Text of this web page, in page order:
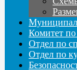
Комитет
Отдел по
Отдел по